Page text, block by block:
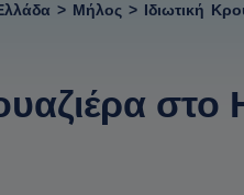
> Μήλος > Ιδιωτική